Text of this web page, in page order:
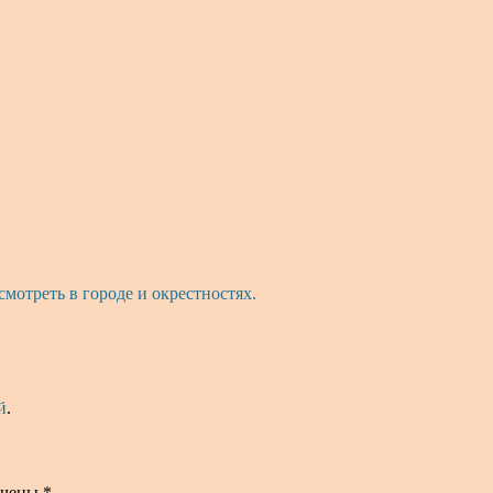
в городе и окрестностях.
.